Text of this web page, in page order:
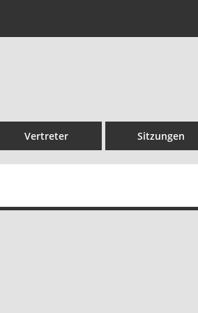
Vertreter Sitzungen